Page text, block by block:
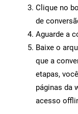
Clique no
de
Aguarde a
Baixe o
que a
etapas,
páginas da
acesso